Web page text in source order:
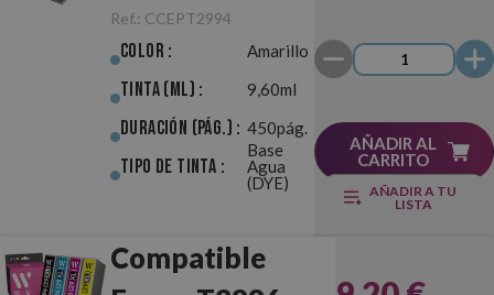
(29XL)
Amarillo
Ref.: CCEPT2994
Color : Amarillo
Tinta (ml) : 9,60ml
Duración (pág.) : 450pág.
Tipo de Tinta :
Base
Agua
(DYE)
AÑADIR AL
CARRITO
AÑADIR A TU
LISTA
Compatible